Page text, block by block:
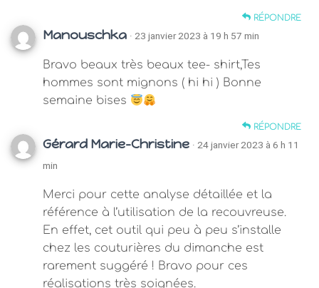
RÉPONDRE
Manouschka · 23 janvier 2023 à 19 h 57 min
Bravo beaux très beaux tee- shirt,Tes
hommes sont mignons ( hi hi ) Bonne
semaine bises
RÉPONDRE
Gérard Marie-Christine · 24 janvier 2023 à 6 h 11
min
Merci pour cette analyse détaillée et la
référence à l’utilisation de la recouvreuse.
En effet, cet outil qui peu à peu s’installe
chez les couturières du dimanche est
rarement suggéré ! Bravo pour ces
réalisations très soignées.